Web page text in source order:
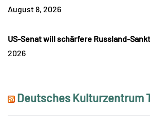
August 8, 2026
US-Senat will schärfere Russland-
2026
Deutsches Kulturzentrum